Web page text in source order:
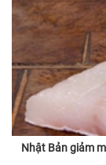
Nhật Bản giảm